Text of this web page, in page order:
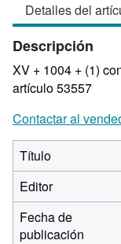
3
de
5
Detalles del
Descripción
XV + 1004 + (1)
artículo 53557
Contactar al
Título
Editor
Fecha de
publicación